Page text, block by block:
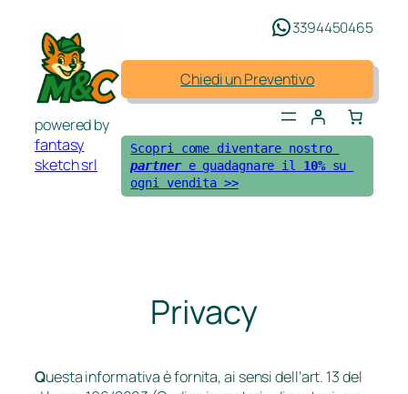
contenuto
powered by
fantasy
sketch srl
3394450465
Chiedi un Preventivo
Scopri come diventare nostro
partner e guadagnare il 10% su
ogni vendita >>
Privacy
Questa informativa è fornita, ai sensi dell’art. 13 del